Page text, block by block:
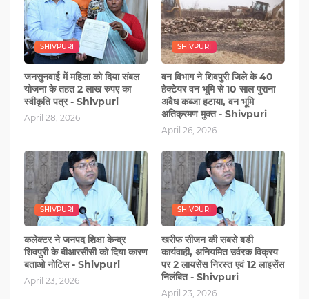
SHIVPURI
जनसुनवाई में महिला को दिया संबल
योजना के तहत 2 लाख रुपए का
स्वीकृति पत्र - Shivpuri
April 28, 2026
SHIVPURI
वन विभाग ने शिवपुरी जिले के 40
हेक्टेयर वन भूमि से 10 साल पुराना
अवैध कब्जा हटाया, वन भूमि
अतिक्रमण मुक्त - Shivpuri
April 26, 2026
SHIVPURI
कलेक्टर ने जनपद शिक्षा केन्द्र
शिवपुरी के बीआरसीसी को दिया कारण
बताओ नोटिस - Shivpuri
April 23, 2026
SHIVPURI
खरीफ सीजन की सबसे बडी
कार्यवाही, अनियमित उर्वरक विक्रय
पर 2 लायसेंस निरस्त एवं 12 लाइसेंस
निलंबित - Shivpuri
April 23, 2026